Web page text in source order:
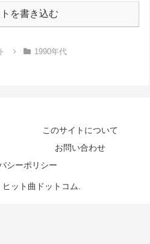
を書き込む
1990年代
このサイトについて
お問い合わせ
シーポリシー
ット曲ドットコム.